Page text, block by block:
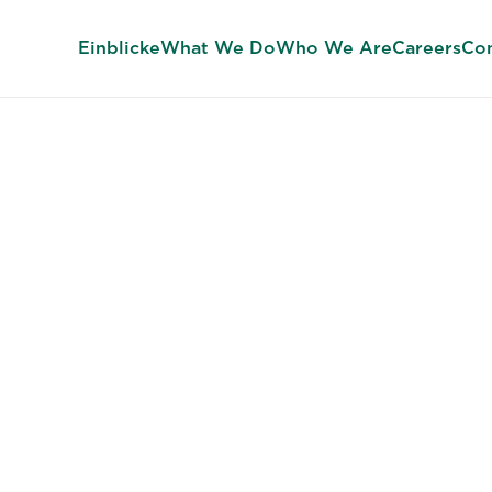
EinblickeWhat We DoWho We AreCareers